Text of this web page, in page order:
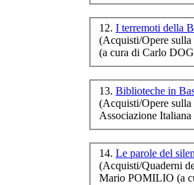
Si
12. I terremoti della
(Acquisti/Opere sulla
(a cura di Carlo
13. Biblioteche in
(Acquisti/Opere sulla
Associazione
14. Le parole del
(Acquisti/Quaderni
Mario POMILIO (a